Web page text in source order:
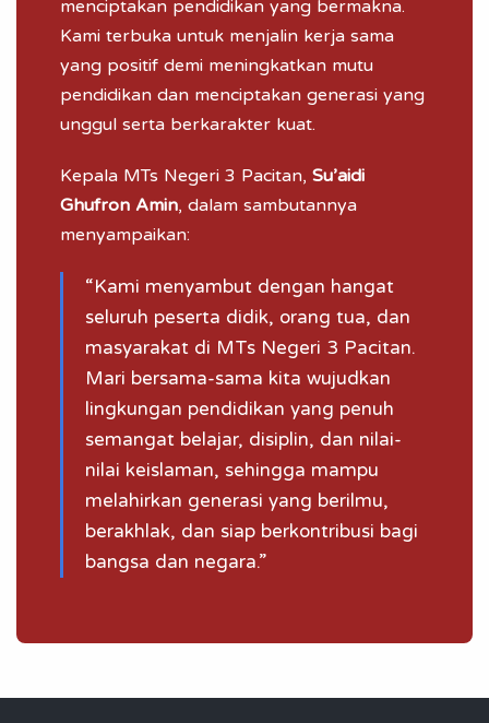
menciptakan pendidikan yang bermakna.
Kami terbuka untuk menjalin kerja sama
yang positif demi meningkatkan mutu
pendidikan dan menciptakan generasi yang
unggul serta berkarakter kuat.
Kepala MTs Negeri 3 Pacitan, Su’aidi
Ghufron Amin, dalam sambutannya
menyampaikan:
“Kami menyambut dengan hangat
seluruh peserta didik, orang tua, dan
masyarakat di MTs Negeri 3 Pacitan.
Mari bersama-sama kita wujudkan
lingkungan pendidikan yang penuh
semangat belajar, disiplin, dan nilai-
nilai keislaman, sehingga mampu
melahirkan generasi yang berilmu,
berakhlak, dan siap berkontribusi bagi
bangsa dan negara.”